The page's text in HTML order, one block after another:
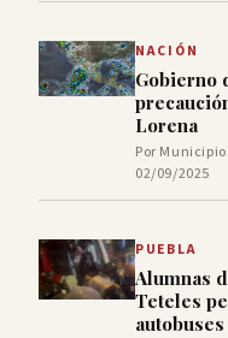
NACIÓN
Gobierno
Lorena
Por
02/09/2025
PUEBLA
Alumnas
Teteles
autobuses